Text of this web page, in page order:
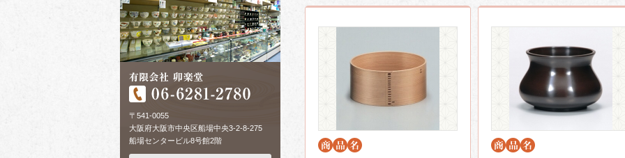
〒541-0055
大阪府大阪市中央区船場中央3-2-8-275
船場センタービル8号館2階